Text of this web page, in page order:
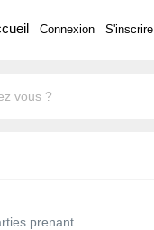
Connexion S'inscrire
prenant...